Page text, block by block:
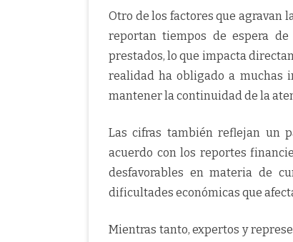
Otro de los factores que agravan
reportan tiempos de espera de
prestados, lo que impacta
realidad ha obligado a muchas
mantener la continuidad de la
Las cifras también reflejan un
acuerdo con los reportes
desfavorables en materia de
dificultades económicas que
Mientras tanto, expertos y